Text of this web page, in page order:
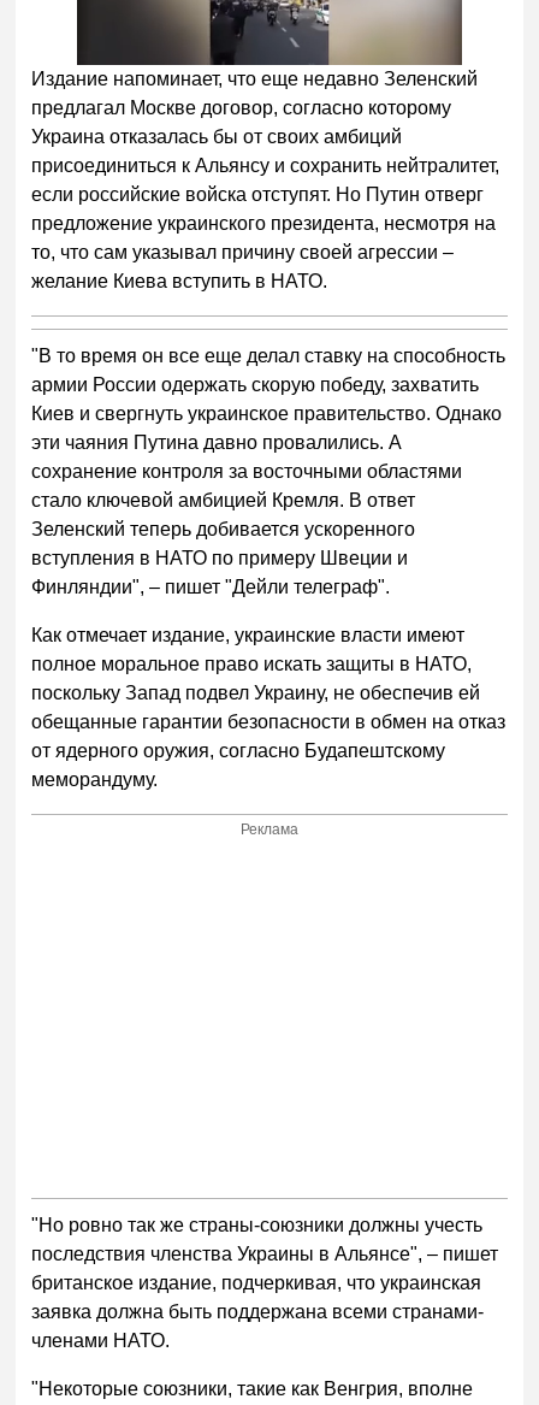
Издание напоминает, что еще недавно Зеленский
предлагал Москве договор, согласно которому
Украина отказалась бы от своих амбиций
присоединиться к Альянсу и сохранить нейтралитет,
если российские войска отступят. Но Путин отверг
предложение украинского президента, несмотря на
то, что сам указывал причину своей агрессии –
желание Киева вступить в НАТО.
"В то время он все еще делал ставку на способность
армии России одержать скорую победу, захватить
Киев и свергнуть украинское правительство. Однако
эти чаяния Путина давно провалились. А
сохранение контроля за восточными областями
стало ключевой амбицией Кремля. В ответ
Зеленский теперь добивается ускоренного
вступления в НАТО по примеру Швеции и
Финляндии", – пишет "Дейли телеграф".
Как отмечает издание, украинские власти имеют
полное моральное право искать защиты в НАТО,
поскольку Запад подвел Украину, не обеспечив ей
обещанные гарантии безопасности в обмен на отказ
от ядерного оружия, согласно Будапештскому
меморандуму.
Реклама
"Но ровно так же страны-союзники должны учесть
последствия членства Украины в Альянсе", – пишет
британское издание, подчеркивая, что украинская
заявка должна быть поддержана всеми странами-
членами НАТО.
"Некоторые союзники, такие как Венгрия, вполне